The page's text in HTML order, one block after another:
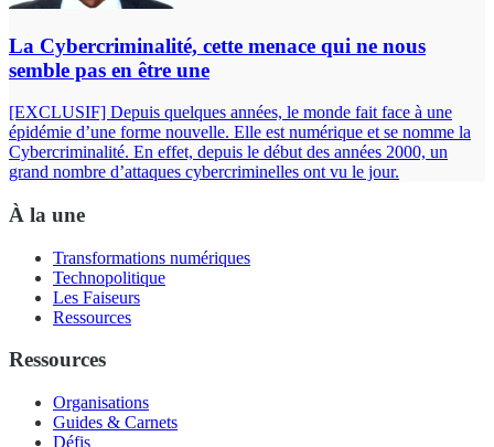
La Cybercriminalité, cette menace qui ne nous
semble pas en être une
[EXCLUSIF] Depuis quelques années, le monde fait face à une
épidémie d’une forme nouvelle. Elle est numérique et se nomme la
Cybercriminalité. En effet, depuis le début des années 2000, un
grand nombre d’attaques cybercriminelles ont vu le jour.
À la une
Transformations numériques
Technopolitique
Les Faiseurs
Ressources
Ressources
Organisations
Guides & Carnets
Défis